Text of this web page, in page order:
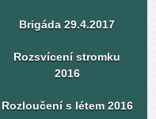
Brigáda 29.4.2017
Rozsvícení stromku
2016
Rozloučení s létem 2016